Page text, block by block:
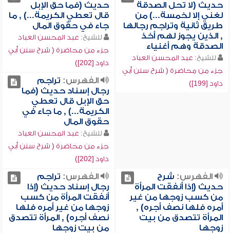
حديث (لا تحل الصدقة
لغني إلا لخمسة...) من
طريق ثانية وتراجم رجالها
, الذين يجوز لهم أخذ
الصدقة وهم أغنياء
للشيخ: عبد المحسن العباد
جزء من محاضرة ( شرح سنن أبي
داود [199])
حديث (فما حق الإبل
قال تعطي الكريمة...) , ما
جاء في حقوق المال
للشيخ: عبد المحسن العباد
جزء من محاضرة ( شرح سنن أبي
داود [202])
الفهرس: تراجم
رجال إسناد حديث (فما
حق الإبل قال تعطي
الكريمة...) , ما جاء في
حقوق المال
للشيخ: عبد المحسن العباد
جزء من محاضرة ( شرح سنن أبي
داود [202])
الفهرس: شرح
حديث (إذا أنفقت المرأة
من كسب زوجها من غير
أمره فلها نصف أجره) ,
المرأة تتصدق من بيت
زوجها
الفهرس: تراجم
رجال إسناد حديث (إذا
أنفقت المرأة من كسب
زوجها من غير أمره فلها
نصف أجره) , المرأة تتصدق
من بيت زوجها